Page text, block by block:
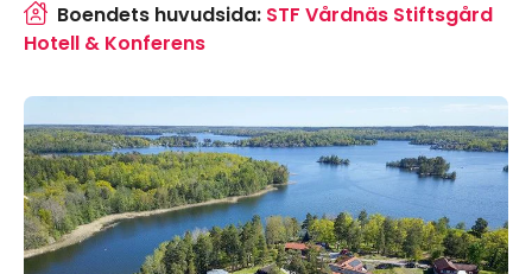
Boendets huvudsida: STF Vårdnäs Stiftsgård
Hotell & Konferens